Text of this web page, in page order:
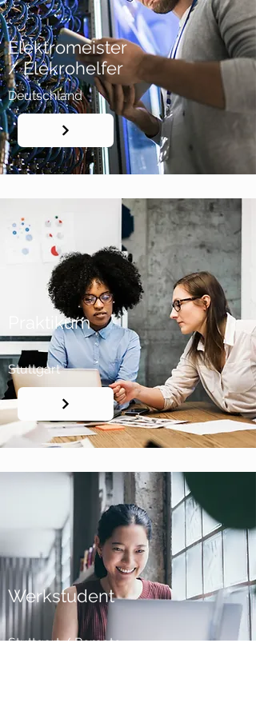
Elektromeister
/ Elekrohelfer
Deutschland
Praktikum
Stuttgart
Werkstudent
Stuttgart / Remote